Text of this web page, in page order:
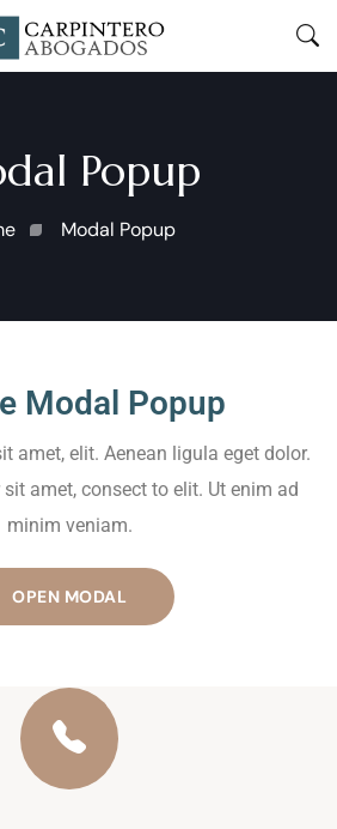
Popup
Modal Popup
Modal Popup
amet, elit. Aenean ligula eget dolor.
amet, consect to elit. Ut enim ad
minim veniam.
OPEN MODAL